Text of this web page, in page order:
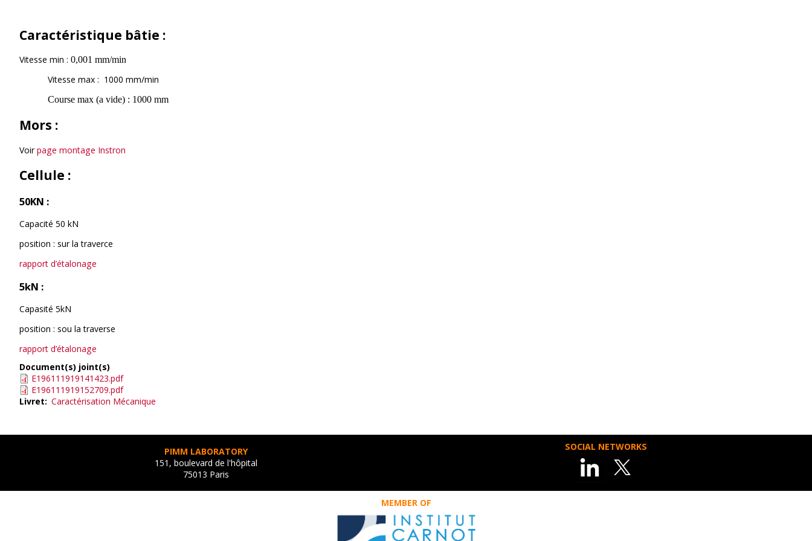
Caractéristique bâtie :
Vitesse min : 0,001 mm/min
Vitesse max : 1000 mm/min
Course max (a vide) : 1000 mm
Mors :
Voirpage montage Instron
Cellule :
50KN :
Capacité 50 kN
position : sur la traverce
rapport d’étalonage
5kN :
Capasité 5kN
position : sou la traverse
rapport d’étalonage
Document(s) joint(s)
E196111919141423.pdf
E196111919152709.pdf
Livret
Caractérisation Mécanique
PIMM LABORATORY
151, boulevard de l'hôpital
75013 Paris
SOCIAL NETWORKS
MEMBER OF